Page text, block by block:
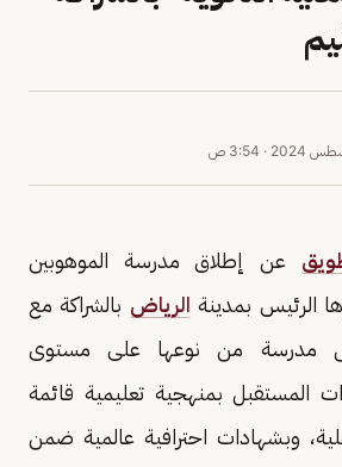
· 3:54 ص
عن إطلاق مدرسة الموهوبين
الرئيس بمدينة الرياض بالشراكة مع
مدرسة من نوعها على مستوى
المستقبل بمنهجية تعليمية قائمة
وبشهادات احترافية عالمية ضمن